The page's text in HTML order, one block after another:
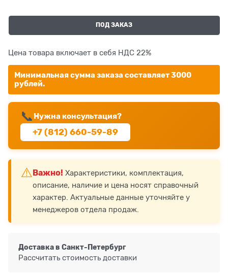
ПОД ЗАКАЗ
Цена товара включает в себя НДС 22%
Минимальная сумма заказа составляет 3000
рублей.
📞 Нужна консультация?
+7 (812) 660-59-89
⚠️Важно! Характеристики, комплектация,
описание, наличие и цена носят справочный
характер. Актуальные данные уточняйте у
менеджеров отдела продаж.
Доставка в Санкт-Петербург
Рассчитать стоимость доставки